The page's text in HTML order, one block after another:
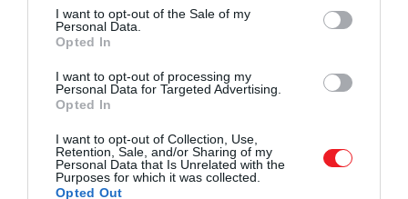
consent section.
I want to opt-out of the Sale of my
Personal Data.
Opted In
I want to opt-out of processing my
Personal Data for Targeted Advertising.
Opted In
I want to opt-out of Collection, Use,
Retention, Sale, and/or Sharing of my
Personal Data that Is Unrelated with the
Purposes for which it was collected.
Opted Out